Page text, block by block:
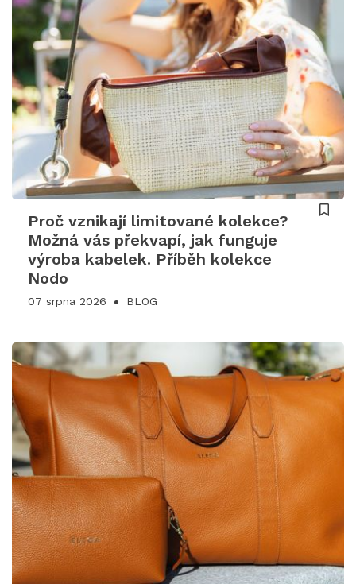
Proč vznikají limitované kolekce?
Možná vás překvapí, jak funguje
výroba kabelek. Příběh kolekce
Nodo
07 srpna 2026 BLOG